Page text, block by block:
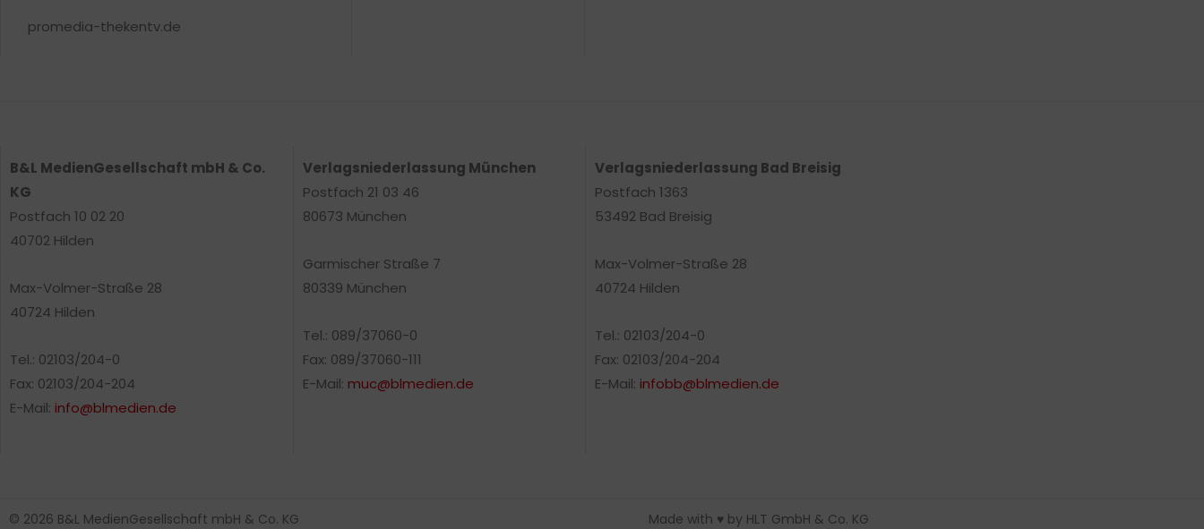
promedia-thekentv.de
B&L MedienGesellschaft mbH & Co.
KG
Postfach 10 02 20
40702 Hilden
Max-Volmer-Straße 28
40724 Hilden
Tel.: 02103/204-0
Fax: 02103/204-204
E-Mail: info@blmedien.de
Verlagsniederlassung München
Postfach 21 03 46
80673 München
Garmischer Straße 7
80339 München
Tel.: 089/37060-0
Fax: 089/37060-111
E-Mail: muc@blmedien.de
Verlagsniederlassung Bad Breisig
Postfach 1363
53492 Bad Breisig
Max-Volmer-Straße 28
40724 Hilden
Tel.: 02103/204-0
Fax: 02103/204-204
E-Mail: infobb@blmedien.de
© 2026 B&L MedienGesellschaft mbH & Co. KG Made with ♥ by HLT GmbH & Co. KG